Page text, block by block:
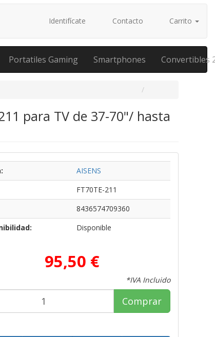
Identifícate Contacto Carrito
Portatiles Gaming Smartphones Convertibles
para TV de 37-70"/ hasta
AISENS
FT70TE-211
8436574709360
Disponible
95,50 €
*IVA Incluido
Comprar